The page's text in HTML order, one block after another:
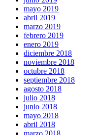
mayo 2019
abril 2019
marzo 2019
febrero 2019
enero 2019
diciembre 2018
noviembre 2018
octubre 2018
septiembre 2018
agosto 2018
julio 2018
junio 2018
mayo 2018
abril 2018
marzo 2018